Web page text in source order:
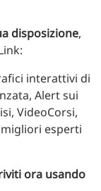
disposizione,
interattivi di
Alert sui
VideoCorsi,
esperti
ora usando